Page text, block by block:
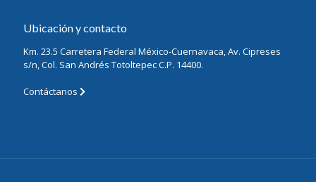
Ubicación y contacto
Km. 23.5 Carretera Federal México-Cuernavaca, Av. Cipreses
s/n, Col. San Andrés Totoltepec C.P. 14400.
Contáctanos